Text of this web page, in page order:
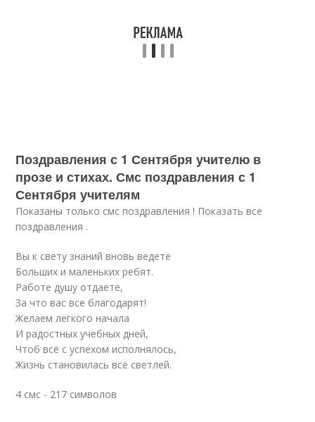
Поздравления с 1 Сентября учителю в
прозе и стихах. Смс поздравления с 1
Сентября учителям
Показаны только смс поздравления ! Показать все
поздравления .
Вы к свету знаний вновь ведете
Больших и маленьких ребят.
Работе душу отдаете,
За что вас все благодарят!
Желаем легкого начала
И радостных учебных дней,
Чтоб всё с успехом исполнялось,
Жизнь становилась всё светлей.
4 смс - 217 символов